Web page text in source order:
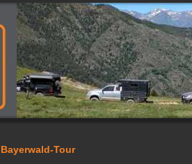
Bayerwald-Tour